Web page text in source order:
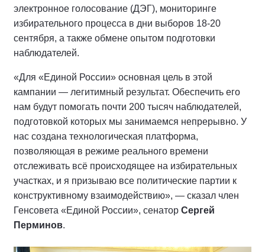
электронное голосование (ДЭГ), мониторинге
избирательного процесса в дни выборов 18-20
сентября, а также обмене опытом подготовки
наблюдателей.
«Для «Единой России» основная цель в этой
кампании — легитимный результат. Обеспечить его
нам будут помогать почти 200 тысяч наблюдателей,
подготовкой которых мы занимаемся непрерывно. У
нас создана технологическая платформа,
позволяющая в режиме реального времени
отслеживать всё происходящее на избирательных
участках, и я призываю все политические партии к
конструктивному взаимодействию», — сказал член
Генсовета «Единой России», сенатор Сергей
Перминов.